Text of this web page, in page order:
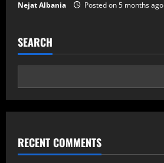
Nejat Albania Posted on 5 months ago
SEARCH
RECENT COMMENTS